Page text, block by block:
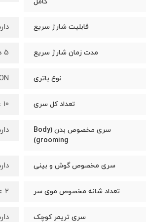
قابلیت شارژ سریع
مدت زمان شارژ سریع 5 دقیقه
نوع باتری
تعداد کل سری 10 عدد
سری مخصوص بدن (Body
grooming)
سری مخصوص گوش و بینی
تعداد شانه مخصوص موی سر 2 عدد (3-21 میلی متر)
سری تریمر کوچک